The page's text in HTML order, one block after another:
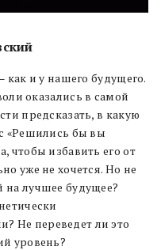
как и у нашего будущего.
оказались в самой
предсказать, в какую
«Решились бы вы
чтобы избавить его от
уже не хочется. Но не
лучшее будущее?
Не переведет ли это
уровень?